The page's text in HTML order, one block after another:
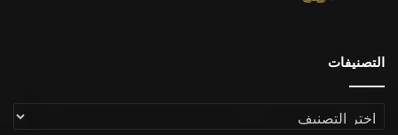
التصنيفات
التصنيفات